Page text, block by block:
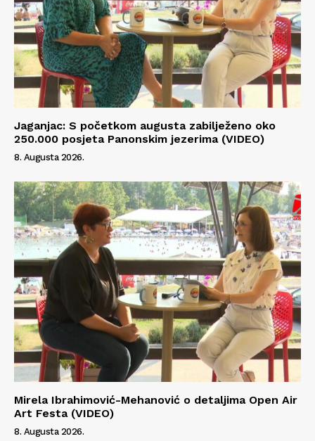
Jaganjac: S početkom augusta zabilježeno oko
250.000 posjeta Panonskim jezerima (VIDEO)
8. Augusta 2026.
Mirela Ibrahimović-Mehanović o detaljima Open Air
Art Festa (VIDEO)
8. Augusta 2026.